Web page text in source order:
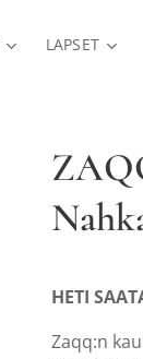
LAPSET
HETI
Zaqq:n